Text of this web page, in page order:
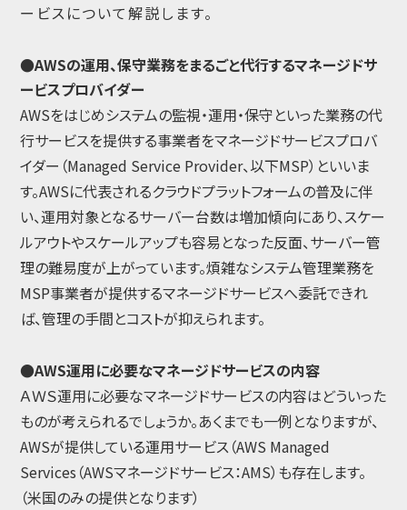
ービスについて解説します。
●AWSの運用、保守業務をまるごと代行するマネージドサ
ービスプロバイダー
AWSをはじめシステムの監視・運用・保守といった業務の代
行サービスを提供する事業者をマネージドサービスプロバ
イダー（Managed Service Provider、以下MSP）といいま
す。AWSに代表されるクラウドプラットフォームの普及に伴
い、運用対象となるサーバー台数は増加傾向にあり、スケー
ルアウトやスケールアップも容易となった反面、サーバー管
理の難易度が上がっています。煩雑なシステム管理業務を
MSP事業者が提供するマネージドサービスへ委託できれ
ば、管理の手間とコストが抑えられます。
●AWS運用に必要なマネージドサービスの内容
ＡＷＳ運用に必要なマネージドサービスの内容はどういった
ものが考えられるでしょうか。あくまでも一例となりますが、
AWSが提供している運用サービス（AWS Managed
Services（AWSマネージドサービス：AMS）も存在します。
（米国のみの提供となります）